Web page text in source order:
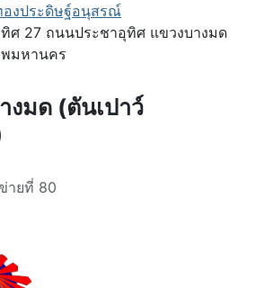
องประดิษฐ์อนุสรณ์
ศ 27 ถนนประชาอุทิศ แขวงบางมด
พมหานคร
งมด (ตันเปาว์
ายที่ 80